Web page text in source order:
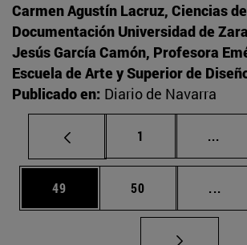
Carmen Agustín Lacruz, Ciencias
Documentación Universidad de
Jesús García Camón, Profesora
Escuela de Arte y Superior de
Publicado en: Diario de Navarra
Página
1 ...
Página
49 Página
50 ...